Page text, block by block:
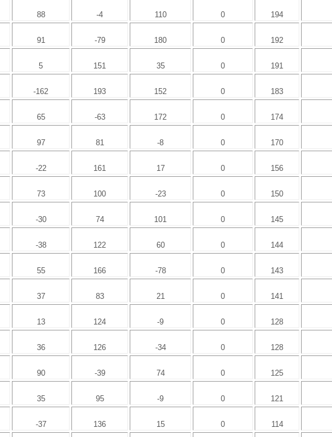
88 -4 110 0 194
91 -79 180 0 192
5 151 35 0 191
-162 193 152 0 183
65 -63 172 0 174
97 81 -8 0 170
-22 161 17 0 156
73 100 -23 0 150
-30 74 101 0 145
-38 122 60 0 144
55 166 -78 0 143
37 83 21 0 141
13 124 -9 0 128
36 126 -34 0 128
90 -39 74 0 125
35 95 -9 0 121
-37 136 15 0 114